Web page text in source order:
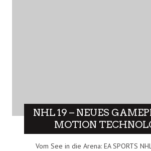
NHL 19 – NEUES
MOTION
Vom See in die Arena: EA SPORTS